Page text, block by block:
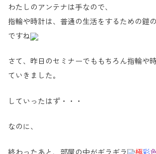
わたしのアンテナは手なので、
指輪や時計は、普通の生活をするための鎧
ですね
さて、昨日のセミナーでももちろん指輪や
ていきました。
していったはず・・・
なのに、
終わったあと、部屋の中がギラギラ 極彩